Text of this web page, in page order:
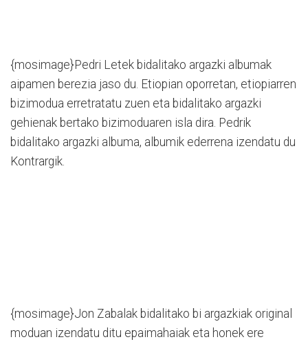
{mosimage}Pedri Letek bidalitako argazki albumak
aipamen berezia jaso du. Etiopian oporretan, etiopiarren
bizimodua erretratatu zuen eta bidalitako argazki
gehienak bertako bizimoduaren isla dira. Pedrik
bidalitako argazki albuma, albumik ederrena izendatu du
Kontrargik.
{mosimage}Jon Zabalak bidalitako bi argazkiak original
moduan izendatu ditu epaimahaiak eta honek ere